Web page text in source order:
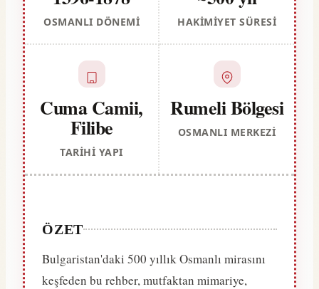
OSMANLI DÖNEMI HAKIMIYET SÜRESI
Cuma Camii,
Filibe
TARIHI YAPI
Rumeli Bölgesi
OSMANLI MERKEZI
ÖZET
Bulgaristan'daki 500 yıllık Osmanlı mirasını
keşfeden bu rehber, mutfaktan mimariye,